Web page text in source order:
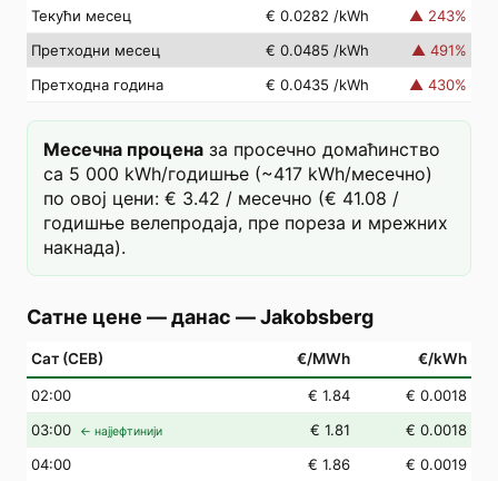
Текући месец
€ 0.0282 /kWh ▲ 243%
Претходни месец
€ 0.0485 /kWh ▲ 491%
Претходна година
€ 0.0435 /kWh ▲ 430%
Месечна процена за просечно домаћинство
са 5 000 kWh/годишње (~417 kWh/месечно)
по овој цени: € 3.42 / месечно (€ 41.08 /
годишње велепродаја, пре пореза и мрежних
накнада).
Сатне цене — данас —Jakobsberg
Сат (СЕВ) €/MWh €/kWh
02:00 € 1.84
€ 0.0018
03:00 ← најјефтинији € 1.81
€ 0.0018
04:00 € 1.86
€ 0.0019